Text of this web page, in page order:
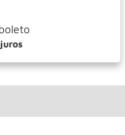
COMPRAR